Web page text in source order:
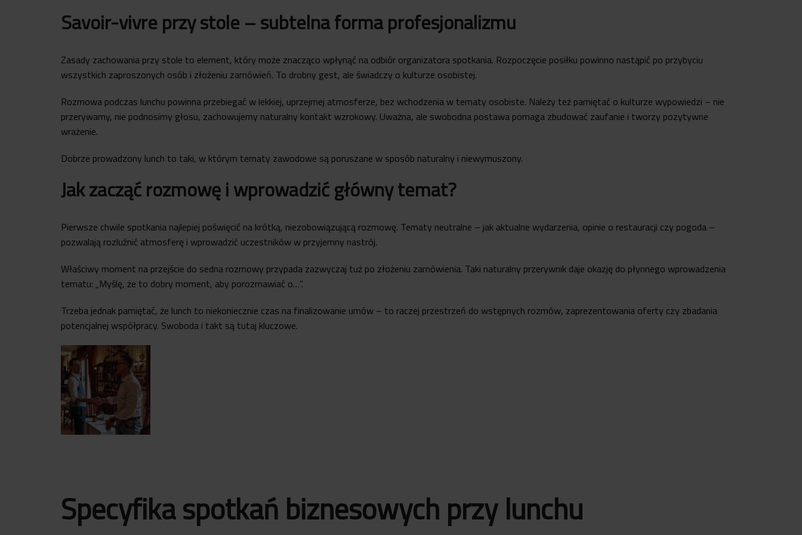
Savoir-vivre przy stole – subtelna forma profesjonalizmu
Zasady zachowania przy stole to element, który może znacząco wpłynąć na odbiór organizatora spotkania. Rozpoczęcie posiłku powinno nastąpić po przybyciu
wszystkich zaproszonych osób i złożeniu zamówień. To drobny gest, ale świadczy o kulturze osobistej.
Rozmowa podczas lunchu powinna przebiegać w lekkiej, uprzejmej atmosferze, bez wchodzenia w tematy osobiste. Należy też pamiętać o kulturze wypowiedzi – nie
przerywamy, nie podnosimy głosu, zachowujemy naturalny kontakt wzrokowy. Uważna, ale swobodna postawa pomaga zbudować zaufanie i tworzy pozytywne
wrażenie.
Dobrze prowadzony lunch to taki, w którym tematy zawodowe są poruszane w sposób naturalny i niewymuszony.
Jak zacząć rozmowę i wprowadzić główny temat?
Pierwsze chwile spotkania najlepiej poświęcić na krótką, niezobowiązującą rozmowę. Tematy neutralne – jak aktualne wydarzenia, opinie o restauracji czy pogoda –
pozwalają rozluźnić atmosferę i wprowadzić uczestników w przyjemny nastrój.
Właściwy moment na przejście do sedna rozmowy przypada zazwyczaj tuż po złożeniu zamówienia. Taki naturalny przerywnik daje okazję do płynnego wprowadzenia
tematu: „Myślę, że to dobry moment, aby porozmawiać o…”.
Trzeba jednak pamiętać, że lunch to niekoniecznie czas na finalizowanie umów – to raczej przestrzeń do wstępnych rozmów, zaprezentowania oferty czy zbadania
potencjalnej współpracy. Swoboda i takt są tutaj kluczowe.
Specyfika spotkań biznesowych przy lunchu